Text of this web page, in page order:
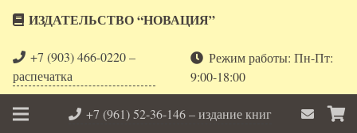
ИЗДАТЕЛЬСТВО “НОВАЦИЯ”
+7 (903) 466-0220 –
распечатка
Режим работы: Пн-Пт:
9:00-18:00
+7 (961) 52-36-146 – издание книг